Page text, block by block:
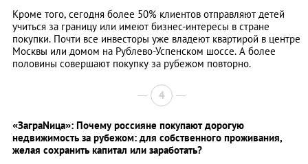
Кроме того, сегодня более 50% клиентов отправляют детей
учиться за границу или имеют бизнес-интересы в стране
покупки. Почти все инвесторы уже владеют квартирой в центре
Москвы или домом на Рублево-Успенском шоссе. А более
половины совершают покупку за рубежом повторно.
4
«ЗаграNица»: Почему россияне покупают дорогую
недвижимость за рубежом: для собственного проживания,
желая сохранить капитал или заработать?